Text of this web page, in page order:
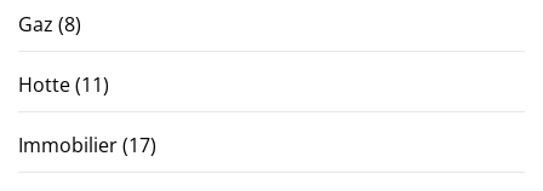
Gaz (8)
Hotte(11)
Immobilier(17)